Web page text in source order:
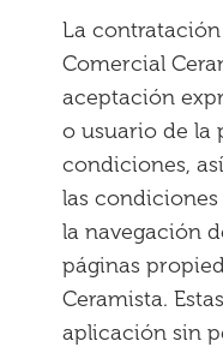
La
Comercial
aceptación
o usuario de la
condiciones,
las
la navegación
páginas
Ceramista.
aplicación sin